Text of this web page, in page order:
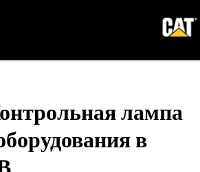
лампа
в